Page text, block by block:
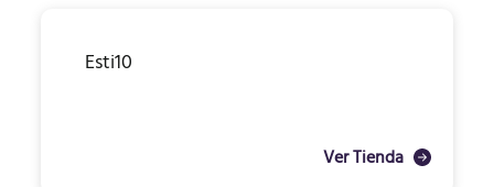
Esti10
Ver Tienda